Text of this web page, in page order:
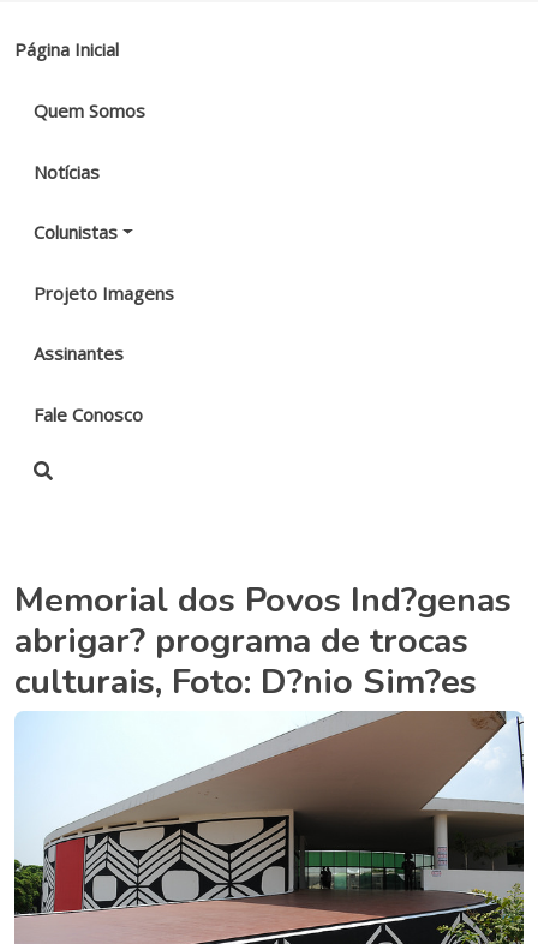
Página Inicial
Quem Somos
Notícias
Colunistas
Projeto Imagens
Assinantes
Fale Conosco
Memorial dos Povos Ind?genas
abrigar? programa de trocas
culturais, Foto: D?nio Sim?es